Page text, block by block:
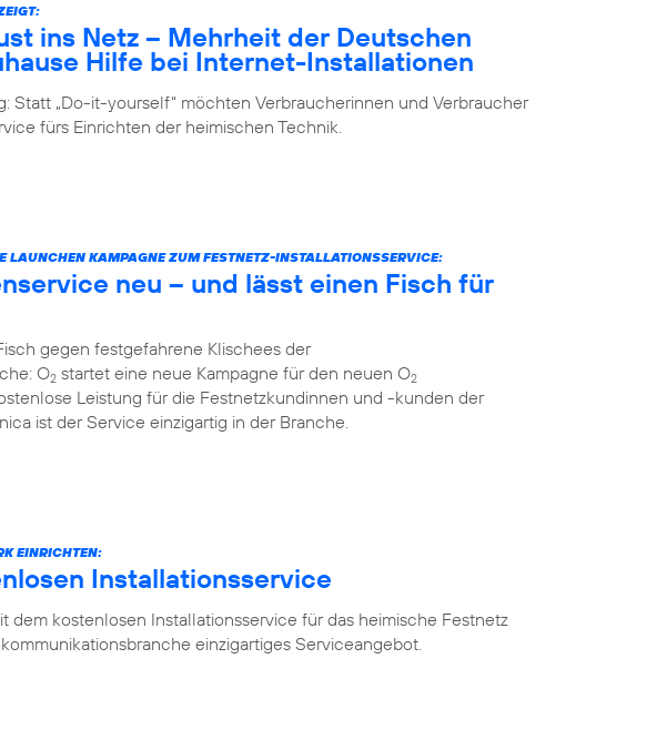
ins Netz – Mehrheit der Deutschen
Hilfe bei Internet-Installationen
Statt „Do-it-yourself“ möchten Verbraucherinnen und Verbraucher
fürs Einrichten der heimischen Technik.
LAUNCHEN KAMPAGNE ZUM FESTNETZ-INSTALLATIONSSERVICE:
neu – und lässt einen Fisch für
gegen festgefahrene Klischees der
O2 startet eine neue Kampagne für den neuen O2
Leistung für die Festnetzkundinnen und -kunden der
ist der Service einzigartig in der Branche.
EINRICHTEN:
Installationsservice
dem kostenlosen Installationsservice für das heimische Festnetz
einzigartiges Serviceangebot.